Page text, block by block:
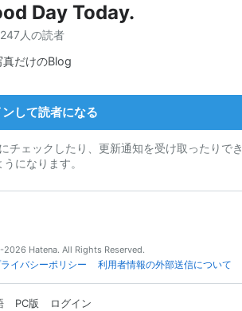
Day Today.
247人の読者
真だけのBlog
ンして読者になる
チェックしたり、更新通知を受け取ったりでき
うになります。
Hatena. All Rights Reserved.
イバシーポリシー 利用者情報の外部送信について
PC版 ログイン